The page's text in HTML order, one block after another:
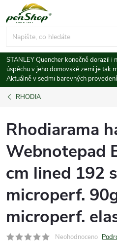
na
obsah
STANLEY Quencher konečně dorazil i
úspěchu v jeho domovské zemi je tak
Aktuálně v sedmi barevných
RHODIA
Rhodiarama
Webnotepad
cm lined 192
microperf.
microperf.
Neohodnoceno